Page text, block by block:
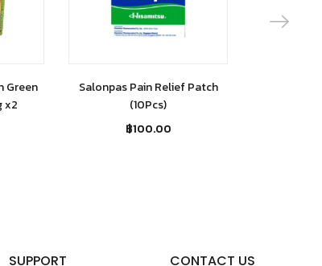
Green
x2
Salonpas Pain Relief Patch
(10Pcs)
฿100.00
SUPPORT CONTACT US